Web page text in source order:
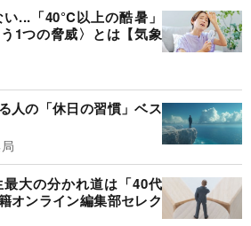
...「40°C以上の酷暑」
1つの脅威〉とは【気象
人の「休日の習慣」ベス
最大の分かれ道は「40代
オンライン編集部セレク